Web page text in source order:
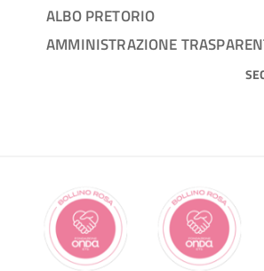
ALBO PRETORIO
AMMINISTRAZIONE